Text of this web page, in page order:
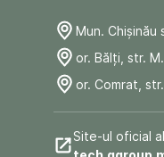
Mun. Chişinău
or. Bălți, str.
or. Comrat,
Site-ul oficial